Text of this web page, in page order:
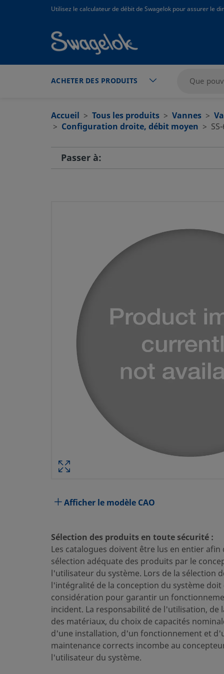
text.skipToContent
text.skipToNavigationUtilisez le calculateur de débit de Swagelok pour assurer le
ACHETER DES PRODUITS
Accueil Tous les produits Vannes
Configuration droite, débit moyen
VANNE DE RÉGLAGE FIN À
ACIER INOXYDABLE,
SWAGELOK 6 MM,
Spécifications
Procédé de nettoyage
Nettoyage et
Type du raccordement 1
Raccord Swagelok®
Dimension du raccordement 2
6 mm
Type du raccordement 2
Raccord Swagelok®
0.03
Type d’écoulement
2 voies, arrêt, droite
Type de poignée
Poignée à vernier
Température maximale, °F (°C)
Passer à:
Afficher le modèle CAO
Sélection des produits en toute sécurité :
Les catalogues doivent être lus en entier
sélection adéquate des produits par le
l'utilisateur du système. Lors de la sélection
l'intégralité de la conception du système doit
considération pour garantir un
incident. La responsabilité de l'utilisation, de
des matériaux, du choix de capacités
d'une installation, d'un fonctionnement et
maintenance corrects incombe au
l'utilisateur du système.